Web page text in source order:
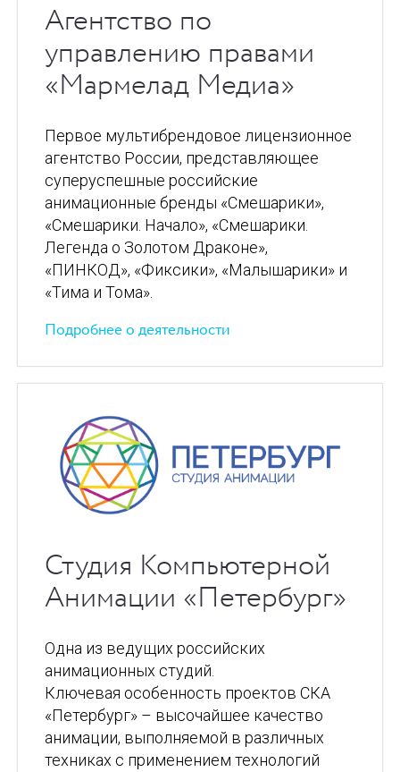
Агентство по
управлению правами
«Мармелад Медиа»
Первое мультибрендовое лицензионное
агентство России, представляющее
суперуспешные российские
анимационные бренды «Смешарики»,
«Смешарики. Начало», «Смешарики.
Легенда о Золотом Драконе»,
«ПИНКОД», «Фиксики», «Малышарики» и
«Тима и Тома».
Подробнее о деятельности
Студия Компьютерной
Анимации «Петербург»
Одна из ведущих российских
анимационных студий.
Ключевая особенность проектов СКА
«Петербург» – высочайшее качество
анимации, выполняемой в различных
техниках с применением технологий